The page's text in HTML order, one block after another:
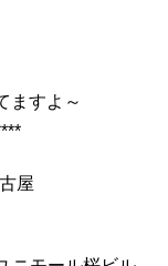
ますよ～
屋